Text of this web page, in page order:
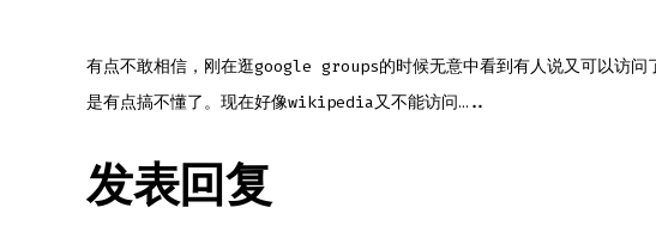
有点不敢相信，刚在逛google groups的时候无意中看到有人说又可以访问
是有点搞不懂了。现在好像wikipedia又不能访问…..
发表回复